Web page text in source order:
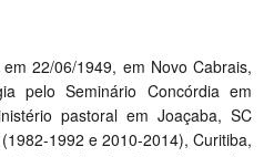
22/06/1949, em Novo Cabrais,
pelo Seminário Concórdia em
pastoral em Joaçaba, SC
1992 e 2010-2014), Curitiba,